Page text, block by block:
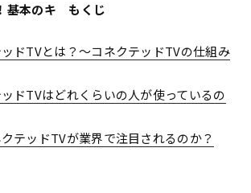
基本のキ もくじ
ッドTVとは？～コネクテッドTVの仕組み
ッドTVはどれくらいの人が使っているの
クテッドTVが業界で注目されるのか？